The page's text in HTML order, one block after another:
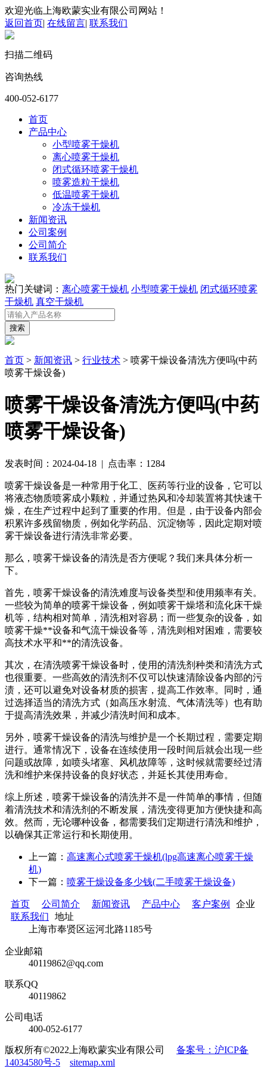
欢迎光临上海欧蒙实业有限公司网站！
返回首页| 在线留言| 联系我们
扫描二维码
咨询热线
400-052-6177
首页
产品中心
小型喷雾干燥机
离心喷雾干燥机
闭式循环喷雾干燥机
喷雾造粒干燥机
低温喷雾干燥机
冷冻干燥机
新闻资讯
公司案例
公司简介
联系我们
热门关键词： 离心喷雾干燥机 小型喷雾干燥机 闭式循环喷雾
干燥机 真空干燥机
首页 > 新闻资讯 > 行业技术 > 喷雾干燥设备清洗方便吗(中药
喷雾干燥设备)
喷雾干燥设备清洗方便吗(中药
喷雾干燥设备)
发表时间：2024-04-18 | 点击率：1284
喷雾干燥设备是一种常用于化工、医药等行业的设备，它可以
将液态物质喷雾成小颗粒，并通过热风和冷却装置将其快速干
燥，在生产过程中起到了重要的作用。但是，由于设备内部会
积累许多残留物质，例如化学药品、沉淀物等，因此定期对喷
雾干燥设备进行清洗非常必要。
那么，喷雾干燥设备的清洗是否方便呢？我们来具体分析一
下。
首先，喷雾干燥设备的清洗难度与设备类型和使用频率有关。
一些较为简单的喷雾干燥设备，例如喷雾干燥塔和流化床干燥
机等，结构相对简单，清洗相对容易；而一些复杂的设备，如
喷雾干燥**设备和气流干燥设备等，清洗则相对困难，需要较
高技术水平和**的清洗设备。
其次，在清洗喷雾干燥设备时，使用的清洗剂种类和清洗方式
也很重要。一些高效的清洗剂不仅可以快速清除设备内部的污
渍，还可以避免对设备材质的损害，提高工作效率。同时，通
过选择适当的清洗方式（如高压水射流、气体清洗等）也有助
于提高清洗效果，并减少清洗时间和成本。
另外，喷雾干燥设备的清洗与维护是一个长期过程，需要定期
进行。通常情况下，设备在连续使用一段时间后就会出现一些
问题或故障，如喷头堵塞、风机故障等，这时候就需要经过清
洗和维护来保持设备的良好状态，并延长其使用寿命。
综上所述，喷雾干燥设备的清洗并不是一件简单的事情，但随
着清洗技术和清洗剂的不断发展，清洗变得更加方便快捷和高
效。然而，无论哪种设备，都需要我们定期进行清洗和维护，
以确保其正常运行和长期使用。
上一篇： 高速离心式喷雾干燥机(lpg高速离心喷雾干燥
机)
下一篇： 喷雾干燥设备多少钱(二手喷雾干燥设备)
首页 公司简介 新闻资讯 产品中心
客户案例
联系我们
企业
地址
上海市奉贤区运河北路1185号
企业邮箱
40119862@qq.com
联系QQ
40119862
公司电话
400-052-6177
版权所有©2022上海欧蒙实业有限公司 备案号：沪ICP备
14034580号-5
sitemap.xml